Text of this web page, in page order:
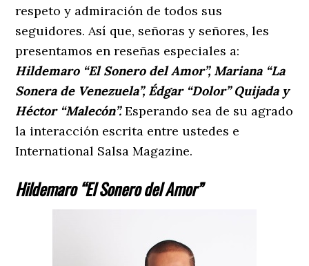
respeto y admiración de todos sus
seguidores. Así que, señoras y señores, les
presentamos en reseñas especiales a:
Hildemaro “El Sonero del Amor”, Mariana “La
Sonera de Venezuela”, Édgar “Dolor” Quijada y
Héctor “Malecón”.Esperando sea de su agrado
la interacción escrita entre ustedes e
International Salsa Magazine.
Hildemaro “El Sonero del Amor”